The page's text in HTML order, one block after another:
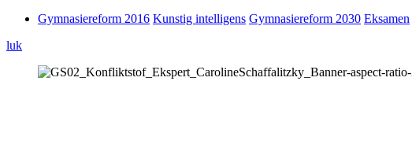
Gymnasiereform 2016 Kunstig intelligens Gymnasiereform 2030 Eksamen
luk